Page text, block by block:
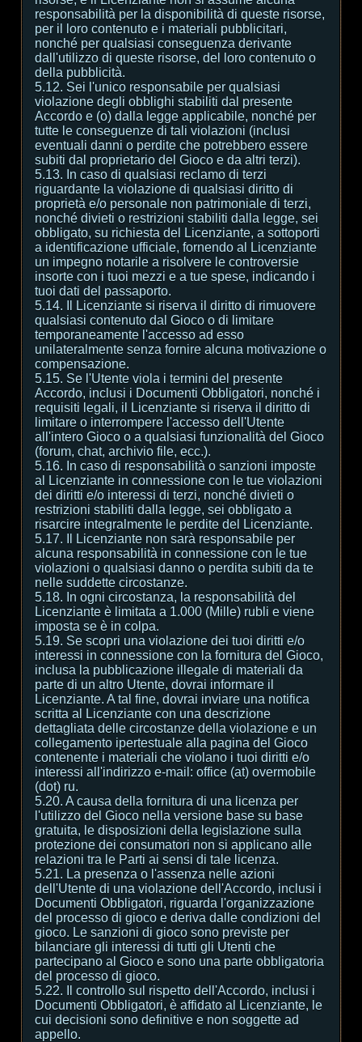
responsabilità per la disponibilità di queste risorse,
per il loro contenuto e i materiali pubblicitari,
nonché per qualsiasi conseguenza derivante
dall'utilizzo di queste risorse, del loro contenuto o
della pubblicità.
5.12. Sei l'unico responsabile per qualsiasi
violazione degli obblighi stabiliti dal presente
Accordo e (o) dalla legge applicabile, nonché per
tutte le conseguenze di tali violazioni (inclusi
eventuali danni o perdite che potrebbero essere
subiti dal proprietario del Gioco e da altri terzi).
5.13. In caso di qualsiasi reclamo di terzi
riguardante la violazione di qualsiasi diritto di
proprietà e/o personale non patrimoniale di terzi,
nonché divieti o restrizioni stabiliti dalla legge, sei
obbligato, su richiesta del Licenziante, a sottoporti
a identificazione ufficiale, fornendo al Licenziante
un impegno notarile a risolvere le controversie
insorte con i tuoi mezzi e a tue spese, indicando i
tuoi dati del passaporto.
5.14. Il Licenziante si riserva il diritto di rimuovere
qualsiasi contenuto dal Gioco o di limitare
temporaneamente l'accesso ad esso
unilateralmente senza fornire alcuna motivazione o
compensazione.
5.15. Se l'Utente viola i termini del presente
Accordo, inclusi i Documenti Obbligatori, nonché i
requisiti legali, il Licenziante si riserva il diritto di
limitare o interrompere l'accesso dell'Utente
all'intero Gioco o a qualsiasi funzionalità del Gioco
(forum, chat, archivio file, ecc.).
5.16. In caso di responsabilità o sanzioni imposte
al Licenziante in connessione con le tue violazioni
dei diritti e/o interessi di terzi, nonché divieti o
restrizioni stabiliti dalla legge, sei obbligato a
risarcire integralmente le perdite del Licenziante.
5.17. Il Licenziante non sarà responsabile per
alcuna responsabilità in connessione con le tue
violazioni o qualsiasi danno o perdita subiti da te
nelle suddette circostanze.
5.18. In ogni circostanza, la responsabilità del
Licenziante è limitata a 1.000 (Mille) rubli e viene
imposta se è in colpa.
5.19. Se scopri una violazione dei tuoi diritti e/o
interessi in connessione con la fornitura del Gioco,
inclusa la pubblicazione illegale di materiali da
parte di un altro Utente, dovrai informare il
Licenziante. A tal fine, dovrai inviare una notifica
scritta al Licenziante con una descrizione
dettagliata delle circostanze della violazione e un
collegamento ipertestuale alla pagina del Gioco
contenente i materiali che violano i tuoi diritti e/o
interessi all'indirizzo e-mail: office (at) overmobile
(dot) ru.
5.20. A causa della fornitura di una licenza per
l'utilizzo del Gioco nella versione base su base
gratuita, le disposizioni della legislazione sulla
protezione dei consumatori non si applicano alle
relazioni tra le Parti ai sensi di tale licenza.
5.21. La presenza o l'assenza nelle azioni
dell'Utente di una violazione dell'Accordo, inclusi i
Documenti Obbligatori, riguarda l'organizzazione
del processo di gioco e deriva dalle condizioni del
gioco. Le sanzioni di gioco sono previste per
bilanciare gli interessi di tutti gli Utenti che
partecipano al Gioco e sono una parte obbligatoria
del processo di gioco.
5.22. Il controllo sul rispetto dell'Accordo, inclusi i
Documenti Obbligatori, è affidato al Licenziante, le
cui decisioni sono definitive e non soggette ad
appello.